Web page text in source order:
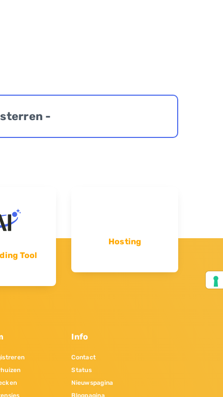
-
Tool
Hosting
Info
Contact
Status
Nieuwspagina
Blogpagina